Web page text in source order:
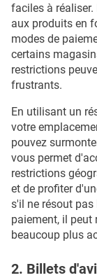
faciles à
aux produits en
modes de
certains
restrictions
frustrants.
En utilisant un
votre
pouvez
vous permet
restrictions
et de profiter
s'il ne résout
paiement, il peut
beaucoup plus
2. Billets